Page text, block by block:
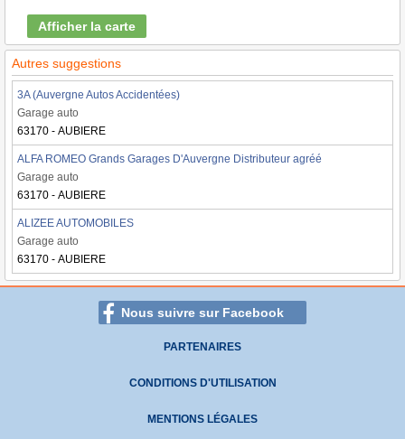
Afficher la carte
Autres suggestions
3A (Auvergne Autos Accidentées)
Garage auto
63170 - AUBIERE
ALFA ROMEO Grands Garages D'Auvergne Distributeur agréé
Garage auto
63170 - AUBIERE
ALIZEE AUTOMOBILES
Garage auto
63170 - AUBIERE
Nous suivre sur Facebook
PARTENAIRES
CONDITIONS D'UTILISATION
MENTIONS LÉGALES